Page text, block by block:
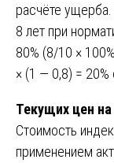
расчёте ущерба.
8 лет при
80% (8/10 ×
× (1 — 0,8) = 20%
Текущих цен
Стоимость
применением